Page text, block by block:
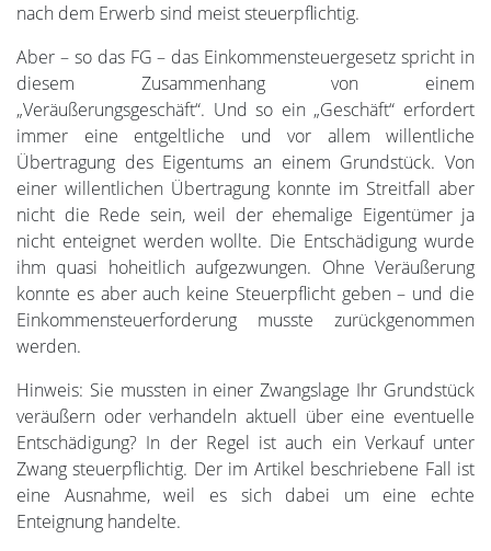
nach dem Erwerb sind meist steuerpflichtig.
Aber – so das FG – das Einkommensteuergesetz spricht in
diesem Zusammenhang von einem
„Veräußerungsgeschäft“. Und so ein „Geschäft“ erfordert
immer eine entgeltliche und vor allem willentliche
Übertragung des Eigentums an einem Grundstück. Von
einer willentlichen Übertragung konnte im Streitfall aber
nicht die Rede sein, weil der ehemalige Eigentümer ja
nicht enteignet werden wollte. Die Entschädigung wurde
ihm quasi hoheitlich aufgezwungen. Ohne Veräußerung
konnte es aber auch keine Steuerpflicht geben – und die
Einkommensteuerforderung musste zurückgenommen
werden.
Hinweis: Sie mussten in einer Zwangslage Ihr Grundstück
veräußern oder verhandeln aktuell über eine eventuelle
Entschädigung? In der Regel ist auch ein Verkauf unter
Zwang steuerpflichtig. Der im Artikel beschriebene Fall ist
eine Ausnahme, weil es sich dabei um eine echte
Enteignung handelte.